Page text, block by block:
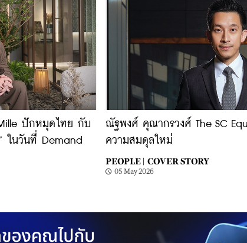
ปักหมุดไทย กับ
ในวันที่ Demand
ณัฐพงศ์ คุณากรวงศ์ The SC
ความสมดุลใหม่
PEOPLE | COVER STORY
05 May 2026